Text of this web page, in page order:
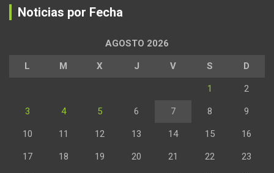
Noticias por Fecha
AGOSTO 2026
L M X J V S D
1 2
3 4 5 6 7 8 9
10 11 12 13 14 15 16
17 18 19 20 21 22 23